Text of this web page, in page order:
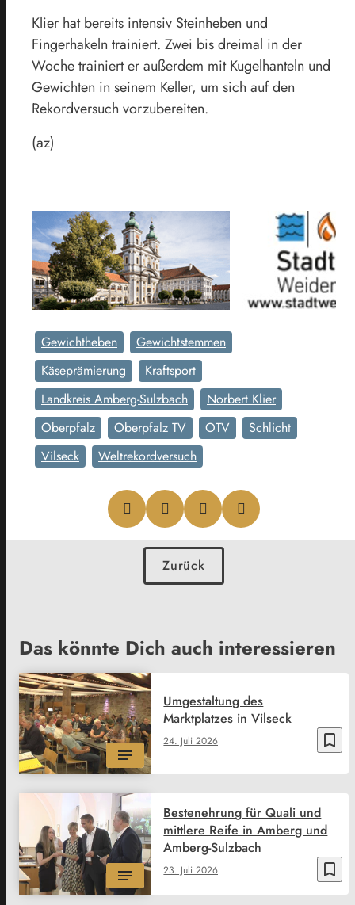
Klier hat bereits intensiv Steinheben und
Fingerhakeln trainiert. Zwei bis dreimal in der
Woche trainiert er außerdem mit Kugelhanteln und
Gewichten in seinem Keller, um sich auf den
Rekordversuch vorzubereiten.
(az)
Gewichtheben
Gewichtstemmen
Käseprämierung
Kraftsport
Landkreis Amberg-Sulzbach
Norbert Klier
Oberpfalz
Oberpfalz TV OTV
Schlicht
Vilseck
Weltrekordversuch
Zurück
Das könnte Dich auch interessieren
bookmark_border
24. Juli 2026
Umgestaltung des
Marktplatzes in Vilseck
bookmark_border
23. Juli 2026
Bestenehrung für Quali und
mittlere Reife in Amberg und
Amberg-Sulzbach